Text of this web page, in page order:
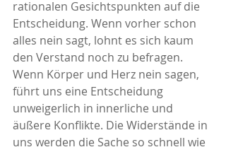
rationalen Gesichtspunkten auf die
Entscheidung. Wenn vorher schon
alles nein sagt, lohnt es sich kaum
den Verstand noch zu befragen.
Wenn Körper und Herz nein sagen,
führt uns eine Entscheidung
unweigerlich in innerliche und
äußere Konflikte. Die Widerstände in
uns werden die Sache so schnell wie